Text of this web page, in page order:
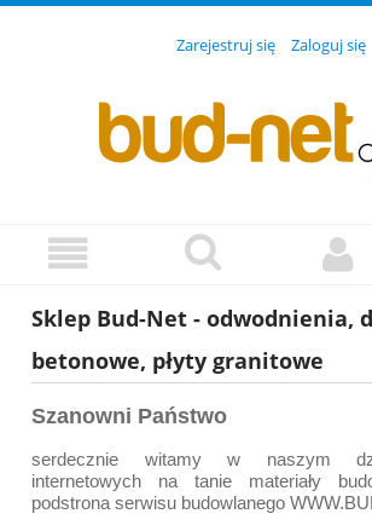
Zarejestruj się Zaloguj się
Sklep Bud-Net - odwodnienia,
betonowe, płyty granitowe
Szanowni Państwo
serdecznie witamy w naszym
internetowych na tanie materiały
podstrona serwisu budowlanego